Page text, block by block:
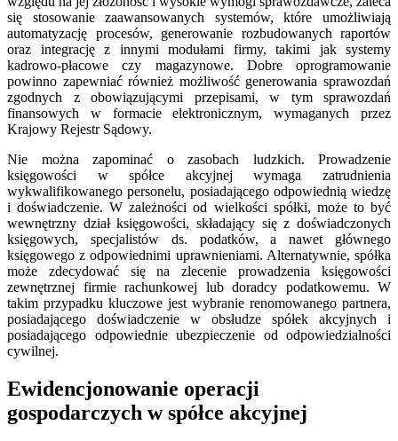
się stosowanie zaawansowanych systemów, które umożliwiają
automatyzację procesów, generowanie rozbudowanych raportów
oraz integrację z innymi modułami firmy, takimi jak systemy
kadrowo-płacowe czy magazynowe. Dobre oprogramowanie
powinno zapewniać również możliwość generowania sprawozdań
zgodnych z obowiązującymi przepisami, w tym sprawozdań
finansowych w formacie elektronicznym, wymaganych przez
Krajowy Rejestr Sądowy.
Nie można zapominać o zasobach ludzkich. Prowadzenie
księgowości w spółce akcyjnej wymaga zatrudnienia
wykwalifikowanego personelu, posiadającego odpowiednią wiedzę
i doświadczenie. W zależności od wielkości spółki, może to być
wewnętrzny dział księgowości, składający się z doświadczonych
księgowych, specjalistów ds. podatków, a nawet głównego
księgowego z odpowiednimi uprawnieniami. Alternatywnie, spółka
może zdecydować się na zlecenie prowadzenia księgowości
zewnętrznej firmie rachunkowej lub doradcy podatkowemu. W
takim przypadku kluczowe jest wybranie renomowanego partnera,
posiadającego doświadczenie w obsłudze spółek akcyjnych i
posiadającego odpowiednie ubezpieczenie od odpowiedzialności
cywilnej.
Ewidencjonowanie operacji
gospodarczych w spółce akcyjnej